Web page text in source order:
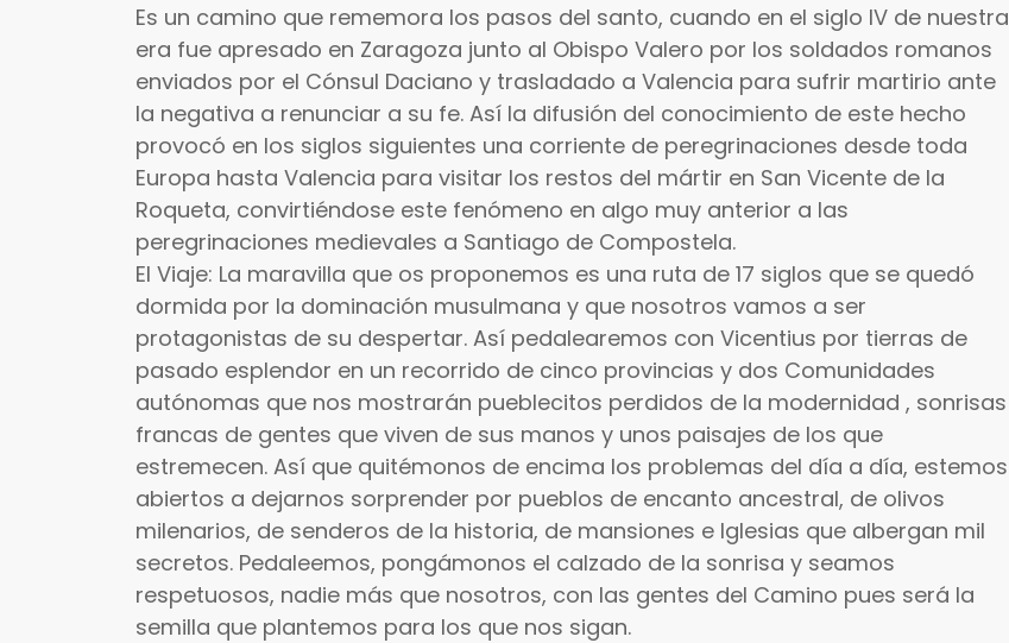
Es un camino que rememora los pasos del santo, cuando en el siglo IV de nuestra
era fue apresado en Zaragoza junto al Obispo Valero por los soldados romanos
enviados por el Cónsul Daciano y trasladado a Valencia para sufrir martirio ante
la negativa a renunciar a su fe. Así la difusión del conocimiento de este hecho
provocó en los siglos siguientes una corriente de peregrinaciones desde toda
Europa hasta Valencia para visitar los restos del mártir en San Vicente de la
Roqueta, convirtiéndose este fenómeno en algo muy anterior a las
peregrinaciones medievales a Santiago de Compostela.
El Viaje: La maravilla que os proponemos es una ruta de 17 siglos que se quedó
dormida por la dominación musulmana y que nosotros vamos a ser
protagonistas de su despertar. Así pedalearemos con Vicentius por tierras de
pasado esplendor en un recorrido de cinco provincias y dos Comunidades
autónomas que nos mostrarán pueblecitos perdidos de la modernidad , sonrisas
francas de gentes que viven de sus manos y unos paisajes de los que
estremecen. Así que quitémonos de encima los problemas del día a día, estemos
abiertos a dejarnos sorprender por pueblos de encanto ancestral, de olivos
milenarios, de senderos de la historia, de mansiones e Iglesias que albergan mil
secretos. Pedaleemos, pongámonos el calzado de la sonrisa y seamos
respetuosos, nadie más que nosotros, con las gentes del Camino pues será la
semilla que plantemos para los que nos sigan.